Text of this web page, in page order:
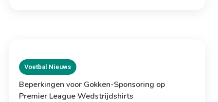
Voetbal Nieuws
Beperkingen voor Gokken-Sponsoring op
Premier League Wedstrijdshirts